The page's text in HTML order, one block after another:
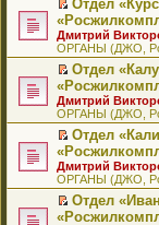
н
ю
о
б
щ
е
н
ю
н
м
у
с
о
б
щ
е
н
ю
ч
т
а
н
н
м
у
с
о
б
щ
е
н
н
п
р
о
ч
т
а
н
н
м
у
с
о
р
о
м
у
н
п
р
о
ч
т
а
н
н
т
к
п
е
р
о
м
у
н
п
р
о
ч
П
р
е
й
т
к
п
е
р
о
м
у
н
Отдел
Дмитрий
ОРГАНЫ (ДЖО,
П
р
е
й
т
к
п
е
р
Отдел
Дмитрий
ОРГАНЫ (ДЖО,
П
р
е
й
т
Отдел
Дмитрий
ОРГАНЫ (ДЖО,
П
Отдел